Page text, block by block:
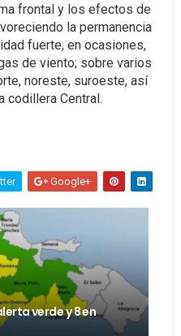
frontal y los efectos de
la permanencia
fuerte, en ocasiones,
de viento; sobre varios
noreste, suroeste, así
codillera Central.
Google+
verde y 8 en